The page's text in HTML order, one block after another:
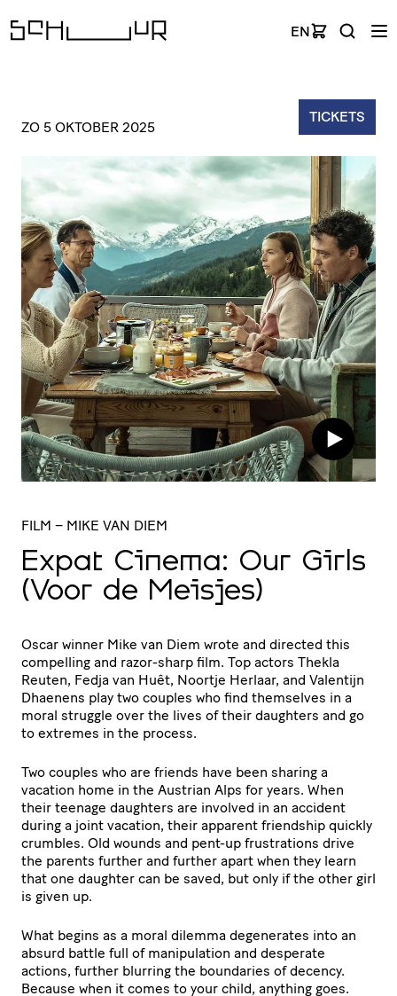
EN
TICKETS
ZO 5 OKTOBER 2025
FILM – MIKE VAN DIEM
Expat Cinema: Our Girls
(Voor de Meisjes)
Oscar winner Mike van Diem wrote and directed this
compelling and razor-sharp film. Top actors Thekla
Reuten, Fedja van Huêt, Noortje Herlaar, and Valentijn
Dhaenens play two couples who find themselves in a
moral struggle over the lives of their daughters and go
to extremes in the process.
Two couples who are friends have been sharing a
vacation home in the Austrian Alps for years. When
their teenage daughters are involved in an accident
during a joint vacation, their apparent friendship quickly
crumbles. Old wounds and pent-up frustrations drive
the parents further and further apart when they learn
that one daughter can be saved, but only if the other girl
is given up.
What begins as a moral dilemma degenerates into an
absurd battle full of manipulation and desperate
actions, further blurring the boundaries of decency.
Because when it comes to your child, anything goes.